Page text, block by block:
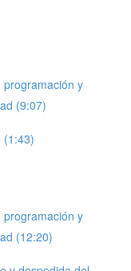
programación y
(9:07)
(1:43)
programación y
(12:20)